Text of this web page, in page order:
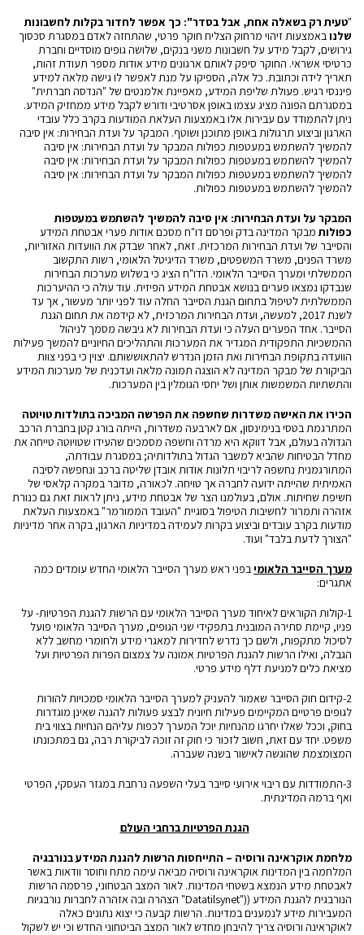
"טעית רק בשאלה אחת, אבל בסדר": כך אפשר לחדור בקלות לחשבונות
שלנובאמצעות זיהוי מרחוק הצליח חוקר פרטי, שהתחזה לאדם במסגרת סכסוך
גירושים, לקבל מידע על חשבונות משני בנקים, שלושה גופים מוסדיים וחברת
כרטיסי אשראי. החוקר סיפק לאותם ארגונים מידע אודות מספר תעודת זהות,
תאריך לידה וכתובת. כל אלה, הספיקו על מנת לאפשר לו גישה מלאה למידע
פיננסי רגיש. פעולת שליפת המידע, מאפיינת אלמנטים של "הנדסה חברתית"
במסגרתם הפונה מציג עצמו באופן אסרטיבי ודורש לקבל מידע ממחזיק המידע.
ניתן להתמודד עם עבירות אלו באמצעות העלאת המודעות בקרב כלל עובדי
הארגון וביצוע תרגולות באופן מתוכנן ושוטף. המבקר על ועדת הבחירות: אין סיבה
להמשיך להשתמש במעטפות כפולות המבקר על ועדת הבחירות: אין סיבה
להמשיך להשתמש במעטפות כפולות המבקר על ועדת הבחירות: אין סיבה
להמשיך להשתמש במעטפות כפולות המבקר על ועדת הבחירות: אין סיבה
להמשיך להשתמש במעטפות כפולות.
המבקר על ועדת הבחירות: אין סיבה להמשיך להשתמש במעטפות
כפולות מבקר המדינה בדק ופרסם דו"ח מסכם אודות פערי אבטחת המידע
והסייבר של ועדת הבחירות המרכזית. זאת, לאחר שבדק את הוועדות האזוריות,
משרד הפנים, משרד המשפטים, משרד הדיגיטל הלאומי, רשות התקשוב
הממשלתי ומערך הסייבר הלאומי. הדו"ח הציג כי בשלוש מערכות הבחירות
שנבדקו נמצאו פערים בנושא אבטחת המידע הפיזית. עוד עולה כי ההיערכות
הממשלתית לטיפול בתחום הגנת הסייבר החלה עוד לפני יותר מעשור, אך עד
לשנת 2017, למעשה, ועדת הבחירות המרכזית, לא קידמה את תחום הגנת
הסייבר. אחד הפערים העלה כי ועדת הבחירות לא גיבשה מסמך לניהול
ההמשכיות התפקודית המגדיר את המערכות והתהליכים החיוניים להמשך פעילות
הוועדה בתקופת הבחירות ואת הזמן הנדרש להתאוששותם. יצוין כי בפני צוות
הביקורת של מבקר המדינה לא הוצגה תמונה מלאה ועדכנית של מערכות המידע
והתשתיות המשמשות אותן ושל יחסי הגומלין בין המערכות.
הכירו את האישה משדרות שחשפה את הפרשה המביכה בתולדות טויוטה
המתרגמת בטסי בנימינסון, אם לארבעה משדרות, הייתה בורג קטן בחברת הרכב
הגדולה בעולם, אבל דווקא היא מרדה וחשפה מסמכים שהעידו שטויוטה טייחה את
מחדל הבטיחות שהביא למשבר הגדול בתולדותיה; במסגרת עבודתה,
המתורגמנית נחשפה לריבוי תלונות אודות אובדן שליטה ברכב ונחפשה לסיבה
האמיתית שהייתה ידועה לחברה אך טויחה. לכאורה, מדובר במקרה קלאסי של
חשיפת שחיתות. אולם, בעולמנו הצר של אבטחת מידע, ניתן לראות זאת גם כנורת
אזהרה ותמרור לחשיבות הטיפול בסוגיית "העובד הממורמר" באמצעות העלאת
מודעות בקרב עובדים וביצוע בקרות לעמידה במדיניות הארגון, בקרה אחר מדיניות
"הצורך לדעת בלבד" ועוד.
מערך הסייבר הלאומיבפני ראש מערך הסייבר הלאומי החדש עומדים כמה
אתגרים:
1-קולות הקוראים לאיחוד מערך הסייבר הלאומי עם הרשות להגנת הפרטיות- על
פניו, קיימת סתירה המובנית בתפקידי שני הגופים, מערך הסייבר הלאומי פועל
לסיכול מתקפות, ולשם כך נדרש לחדירות למאגרי מידע ולחומרי מחשב ללא
הגבלה, ואילו הרשות להגנת הפרטיות אמונה על צמצום הפרות הפרטיות ועל
מציאת כלים למניעת דלף מידע פרטי.
2-קידום חוק הסייבר שאמור להעניק למערך הסייבר הלאומי סמכויות להורות
לגופים פרטיים המקיימים פעילות חיונית לבצע פעולות להגנה שאינן מוגדרות
בחוק, וככל שאלו יחרגו מהנחיות יוכל המערך לכפות עליהם הנחיות בצווי בית
משפט. יחד עם זאת, חשוב לזכור כי חוק זה זוכה לביקורת רבה, גם במתכונתו
המצומצמת שהוגשה לאישור בשנה שעברה.
3-התמודדות עם ריבוי אירועי סייבר בעלי השפעה נרחבת במגזר העסקי, הפרטי
ואף ברמה המדינתית.
הגנת הפרטיות ברחבי העולם
מלחמת אוקראינה ורוסיה – התייחסות הרשות להגנת המידע בנורבגיה
המלחמה בין המדינות אוקראינה ורוסיה מביאה עימה מתח וחוסר וודאות באשר
לאבטחת מידע הנמצא בשטחי המדינות. לאור המצב הבטחוני, פרסמה הרשות
הנורבגית להגנת המידע (("Datatilsynet"
הצהרה ובה אזהרה לחברות נורבגיות
המעבירות מידע לנמענים במדינות. הרשות קבעה כי יצוא נתונים כאלה
לאוקראינה ורוסיה צריך להיבחן מחדש לאור המצב הביטחוני החדש וכי יש לשקול